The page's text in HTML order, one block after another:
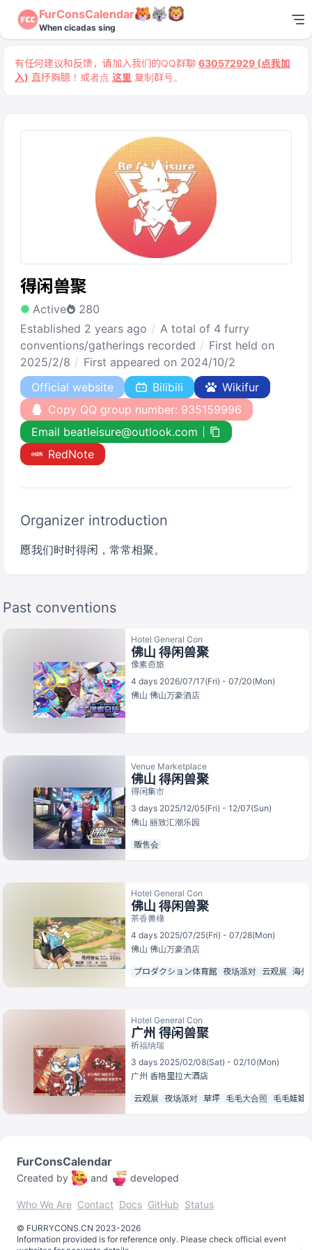
FurConsCalendar
When cicadas sing
有任何建议和反馈，请加入我们的QQ群聊 630572929 (点我加
入) 直抒胸臆！或者点 这里 复制群号。
得闲兽聚
Active
280
Established 2 years ago
A total of 4 furry
conventions/gatherings recorded
First held on
2025/2/8
First appeared on 2024/10/2
Official website
Bilibili
Wikifur
Copy QQ group number: 935159996
Email beatleisure@outlook.com
RedNote
Organizer introduction
愿我们时时得闲，常常相聚。
Past conventions
Hotel General Con
佛山 得闲兽聚
像素奇旅
4 days 2026/07/17(Fri) - 07/20(Mon)
佛山 佛山万豪酒店
Venue Marketplace
佛山 得闲兽聚
得闲集市
3 days 2025/12/05(Fri) - 12/07(Sun)
佛山 丽致汇潮乐园
贩售会
Hotel General Con
佛山 得闲兽聚
茶香兽缘
4 days 2025/07/25(Fri) - 07/28(Mon)
佛山 佛山万豪酒店
プロダクション体育館 夜场派对 云观展 海外
Hotel General Con
广州 得闲兽聚
祈福纳瑞
3 days 2025/02/08(Sat) - 02/10(Mon)
广州 香格里拉大酒店
云观展 夜场派对 草坪 毛毛大合照 毛毛娃娃
FurConsCalendar
Created by and developed
Who We Are Contact Docs GitHub Status
©️ FURRYCONS.CN 2023-2026
Information provided is for reference only. Please check official event